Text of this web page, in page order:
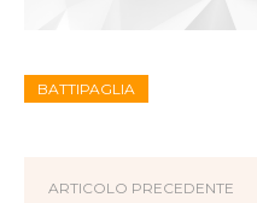
BATTIPAGLIA
ARTICOLO PRECEDENTE